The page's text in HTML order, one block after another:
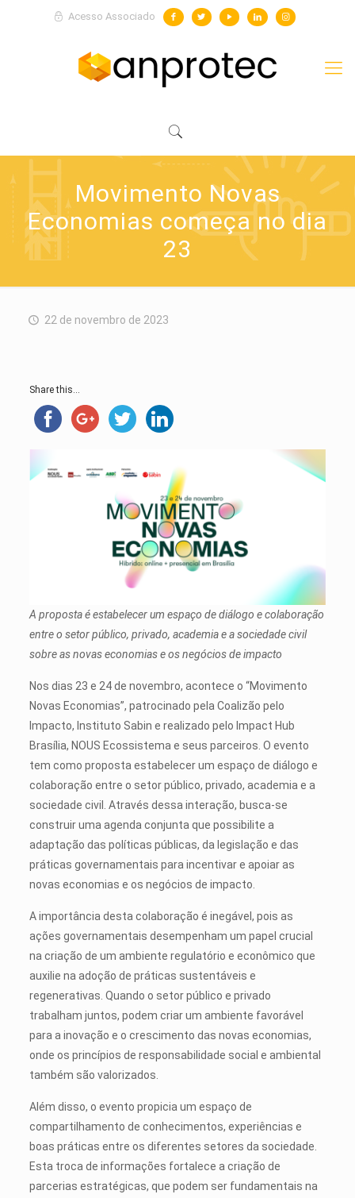
Acesso Associado
Movimento Novas
Economias começa no dia
23
22 de novembro de 2023
Share this...
A proposta é estabelecer um espaço de diálogo e colaboração
entre o setor público, privado, academia e a sociedade civil
sobre as novas economias e os negócios de impacto
Nos dias 23 e 24 de novembro, acontece o “Movimento
Novas Economias”, patrocinado pela Coalizão pelo
Impacto, Instituto Sabin e realizado pelo Impact Hub
Brasília, NOUS Ecossistema e seus parceiros. O evento
tem como proposta estabelecer um espaço de diálogo e
colaboração entre o setor público, privado, academia e a
sociedade civil. Através dessa interação, busca-se
construir uma agenda conjunta que possibilite a
adaptação das políticas públicas, da legislação e das
práticas governamentais para incentivar e apoiar as
novas economias e os negócios de impacto.
A importância desta colaboração é inegável, pois as
ações governamentais desempenham um papel crucial
na criação de um ambiente regulatório e econômico que
auxilie na adoção de práticas sustentáveis e
regenerativas. Quando o setor público e privado
trabalham juntos, podem criar um ambiente favorável
para a inovação e o crescimento das novas economias,
onde os princípios de responsabilidade social e ambiental
também são valorizados.
Além disso, o evento propicia um espaço de
compartilhamento de conhecimentos, experiências e
boas práticas entre os diferentes setores da sociedade.
Esta troca de informações fortalece a criação de
parcerias estratégicas, que podem ser fundamentais na